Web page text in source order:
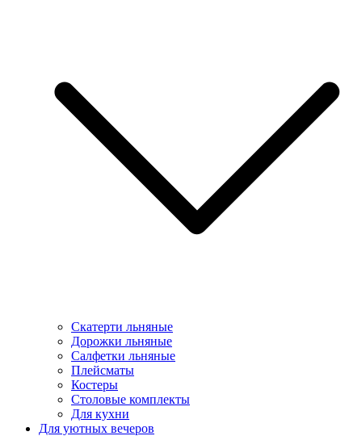
Скатерти льняные
Дорожки льняные
Салфетки льняные
Плейсматы
Костеры
Столовые комплекты
Для кухни
Для уютных вечеров